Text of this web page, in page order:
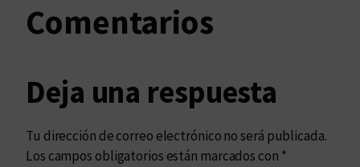
Comentarios
Deja una respuesta
Tu dirección de correo electrónico no será publicada.
Los campos obligatorios están marcados con *